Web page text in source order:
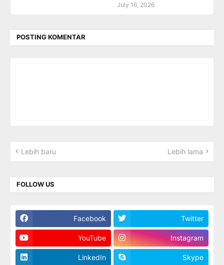
July 16, 2026
POSTING KOMENTAR
Lebih baru Lebih lama
FOLLOW US
Facebook Twitter
YouTube Instagram
LinkedIn Skype